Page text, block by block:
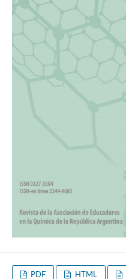
PDF HTML